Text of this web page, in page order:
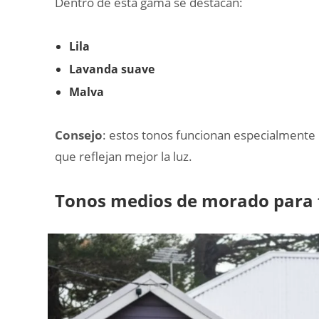
Lila
Lavanda suave
Malva
Consejo: estos tonos funcionan
que reflejan mejor la luz.
Tonos medios de morado